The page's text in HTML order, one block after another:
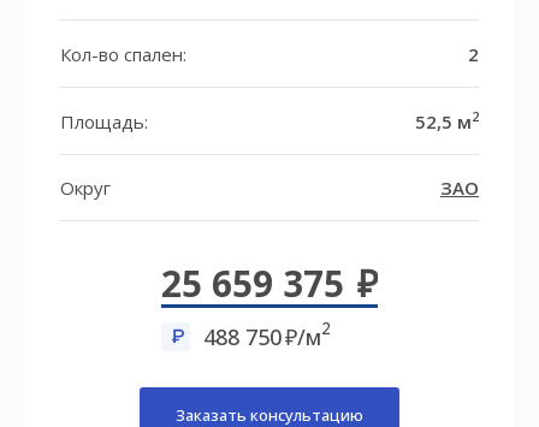
Кол-во спален: 2
Площадь: 52,5 м2
Округ ЗАО
25 659 375
488 750 /м2
Заказать консультацию